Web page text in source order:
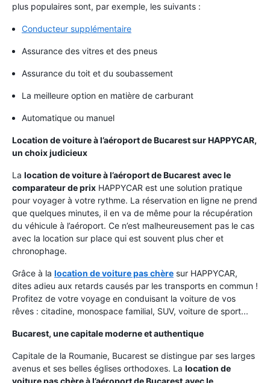
plus populaires sont, par exemple, les suivants :
Conducteur supplémentaire
Assurance des vitres et des pneus
Assurance du toit et du soubassement
La meilleure option en matière de carburant
Automatique ou manuel
Location de voiture à l’aéroport de Bucarest sur HAPPYCAR,
un choix judicieux
La location de voiture à l’aéroport de Bucarest avec le
comparateur de prix HAPPYCAR est une solution pratique
pour voyager à votre rythme. La réservation en ligne ne prend
que quelques minutes, il en va de même pour la récupération
du véhicule à l’aéroport. Ce n’est malheureusement pas le cas
avec la location sur place qui est souvent plus cher et
chronophage.
Grâce à la location de voiture pas chère sur HAPPYCAR,
dites adieu aux retards causés par les transports en commun !
Profitez de votre voyage en conduisant la voiture de vos
rêves : citadine, monospace familial, SUV, voiture de sport...
Bucarest, une capitale moderne et authentique
Capitale de la Roumanie, Bucarest se distingue par ses larges
avenus et ses belles églises orthodoxes. La location de
voiture pas chère à l’aéroport de Bucarest avec le